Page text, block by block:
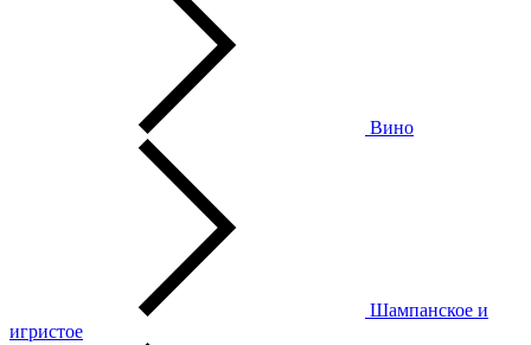
Вино
Шампанское и
игристое